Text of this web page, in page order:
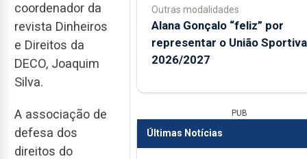
coordenador da
revista Dinheiros
e Direitos da
DECO, Joaquim
Silva.
A associação de
defesa dos
direitos do
Outras modalidades
Alana Gonçalo “feliz” por
representar o União
2026/2027
PUB
Últimas Notícias